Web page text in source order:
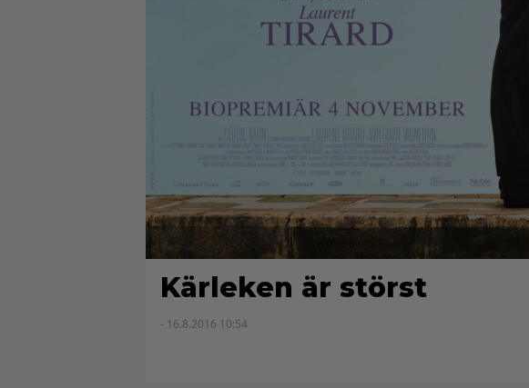
Kärleken är störst
- 16.8.2016 10:54